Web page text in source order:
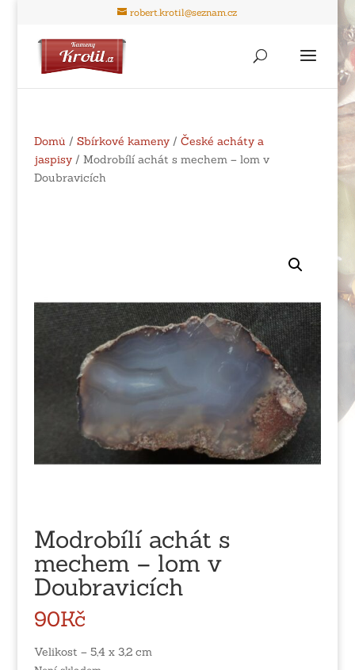
robert.krotil@seznam.cz
Domů / Sbírkové kameny/ České acháty a
jaspisy/ Modrobílí achát s mechem – lom v
Doubravicích
Modrobílí achát s
mechem – lom v
Doubravicích
90Kč
Velikost – 5,4 x 3,2 cm